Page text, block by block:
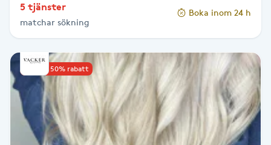
Gelenaglar
Gellack
Gellack med förstärkning
Gravidmassage
5 tjänster
matchar sökning
Boka inom 24 h
Upp till 50% rabatt